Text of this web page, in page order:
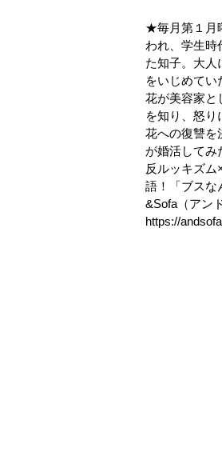
★毎月第１月
われ、学生時
た知子。大人
をいじめてい
花が美容家と
を知り、怒り
花への復讐
が婚活してみ
反ルッキズム
語！「ブスな
&Sofa（アン
https://